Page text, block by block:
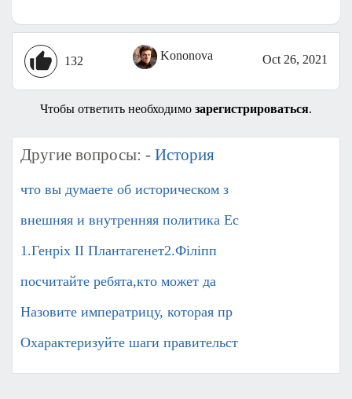
132 Kononova Oct 26, 2021
Чтобы ответить необходимо зарегистрироваться.
Другие вопросы: - История
что вы думаете об историческом з
внешняя и внутренняя политика Ес
1.Генріх ІІ Плантагенет2.Філіпп
посчитайте ребята,кто может да
Назовите императрицу, которая пр
Охарактеризуйте шаги правительст